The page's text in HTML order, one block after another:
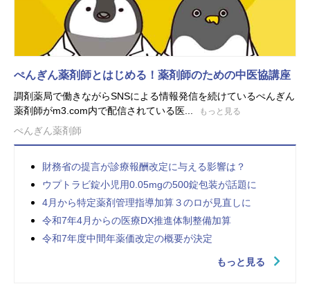
ぺんぎん薬剤師とはじめる！薬剤師のための中医協講座
調剤薬局で働きながらSNSによる情報発信を続けているぺんぎん
薬剤師がm3.com内で配信されている医...
もっと見る
ぺんぎん薬剤師
財務省の提言が診療報酬改定に与える影響は？
ウプトラビ錠小児用0.05mgの500錠包装が話題に
4月から特定薬剤管理指導加算３のロが見直しに
令和7年4月からの医療DX推進体制整備加算
令和7年度中間年薬価改定の概要が決定
もっと見る